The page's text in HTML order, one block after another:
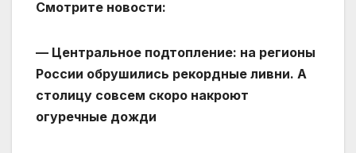
Смотрите новости:
— Центральное подтопление: на регионы
России обрушились рекордные ливни. А
столицу совсем скоро накроют
огуречные дожди